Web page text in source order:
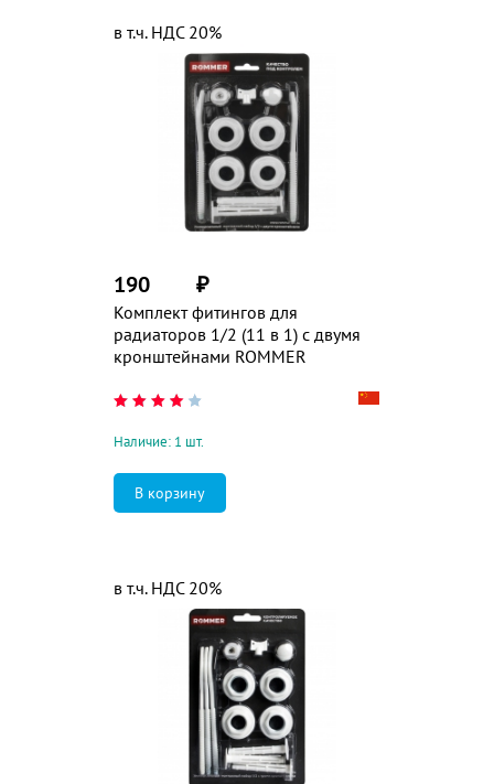
Комплект фитингов для
радиаторов 1/2 (11 в 1) с двумя
кронштейнами ROMMER
190 ₽
в т.ч. НДС 20%
Наличие: 1 шт.
в т.ч. НДС 20%